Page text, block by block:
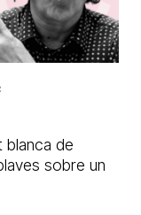
blanca de
sobre un